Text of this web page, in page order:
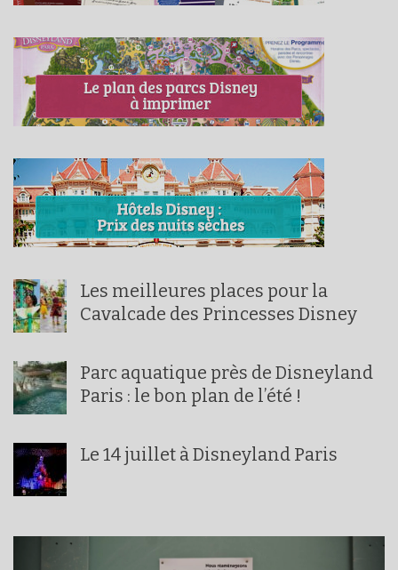
Les meilleures places pour la
Cavalcade des Princesses Disney
Parc aquatique près de Disneyland
Paris : le bon plan de l’été !
Le 14 juillet à Disneyland Paris